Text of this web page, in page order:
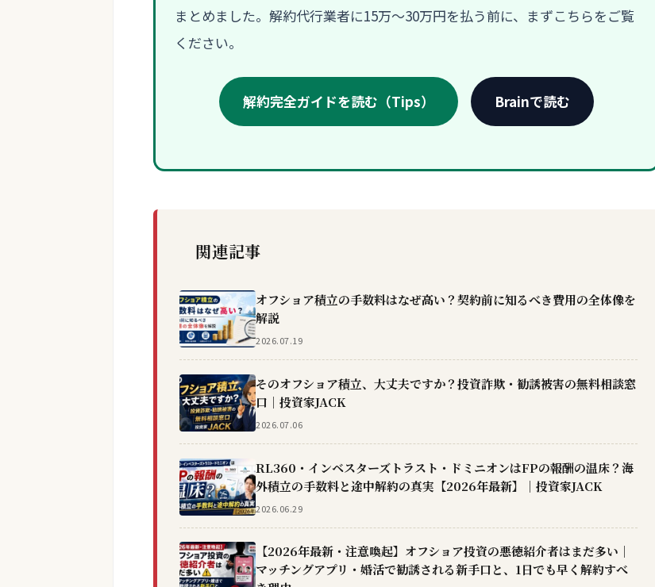
まとめました。解約代行業者に15万〜30万円を払う前に、まずこちらをご覧
ください。
解約完全ガイドを読む（Tips） Brainで読む
関連記事
オフショア積立の手数料はなぜ高い？契約前に知るべき費用の全体像を
解説
2026.07.19
そのオフショア積立、大丈夫ですか？投資詐欺・勧誘被害の無料相談窓
口｜投資家JACK
2026.07.06
RL360・インベスターズトラスト・ドミニオンはFPの報酬の温床？海
外積立の手数料と途中解約の真実【2026年最新】｜投資家JACK
2026.06.29
【2026年最新・注意喚起】オフショア投資の悪徳紹介者はまだ多い｜
マッチングアプリ・婚活で勧誘される新手口と、1日でも早く解約すべ